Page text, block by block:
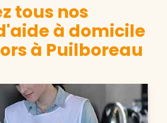
tous nos
à domicile
à Puilboreau